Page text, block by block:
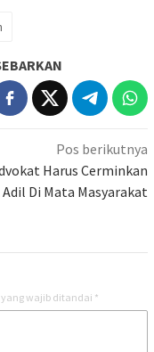
Pos berikutnya
Harus Cerminkan
Di Mata Masyarakat
yang wajib ditandai *